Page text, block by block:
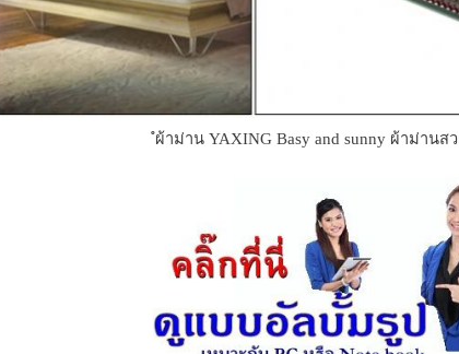
ผ้าม่าน YAXING Basy and sunny ผ้าม่านส